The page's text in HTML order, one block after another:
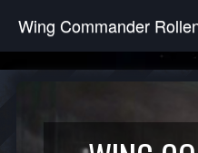
Wing Commander